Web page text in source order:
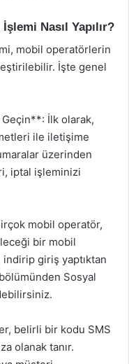
Nasıl Yapılır?
mobil operatörlerin
İşte genel
İlk olarak,
ile iletişime
üzerinden
iptal işleminizi
mobil operatör,
bir mobil
indirip giriş yaptıktan
Sosyal
belirli bir kodu SMS
olanak tanır.